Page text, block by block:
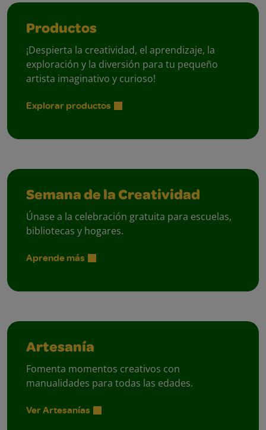
Productos
¡Despierta la creatividad, el aprendizaje, la
exploración y la diversión para tu pequeño
artista imaginativo y curioso!
Explorar productos
Semana de la Creatividad
Únase a la celebración gratuita para escuelas,
bibliotecas y hogares.
Aprende más
Artesanía
Fomenta momentos creativos con
manualidades para todas las edades.
Ver Artesanías